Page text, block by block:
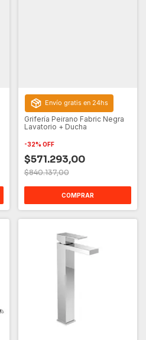
Envío gratis en 24hs
Grifería Peirano Fabric Negra
Lavatorio + Ducha
-32% OFF
$571.293,00
$840.137,00
COMPRAR